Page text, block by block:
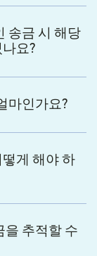
송금 시 해당
요?
마인가요?
게 해야 하
을 추적할 수